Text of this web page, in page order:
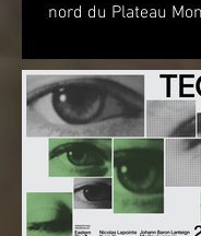
nord du Plateau